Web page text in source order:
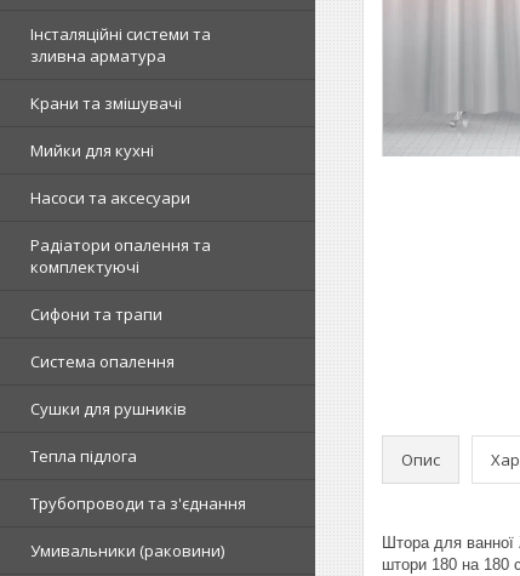
Інсталяційні системи та
зливна арматура
Крани та змішувачі
Мийки для кухні
Насоси та аксесуари
Радіатори опалення та
комплектуючі
Сифони та трапи
Система опалення
Сушки для рушників
Тепла підлога
Трубопроводи та з'єднання
Умивальники (раковини)
Опис
Штора для ванної
штори 180 на 180